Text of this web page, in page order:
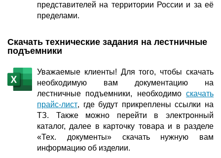
представителей на территории России и за её
пределами.
Скачать технические задания на лестничные
подъемники
Уважаемые клиенты! Для того, чтобы скачать
необходимую вам документацию на
лестничные подъемники, необходимо скачать
прайс-лист, где будут прикреплены ссылки на
ТЗ. Также можно перейти в электронный
каталог, далее в карточку товара и в разделе
«Тех. документы» скачать нужную вам
информацию об изделии.